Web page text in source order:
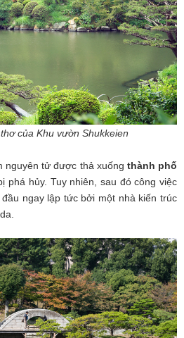
của Khu vườn Shukkeien
nguyên tử được thả xuống thành phố
phá hủy. Tuy nhiên, sau đó công việc
ngay lập tức bởi một nhà kiến trúc